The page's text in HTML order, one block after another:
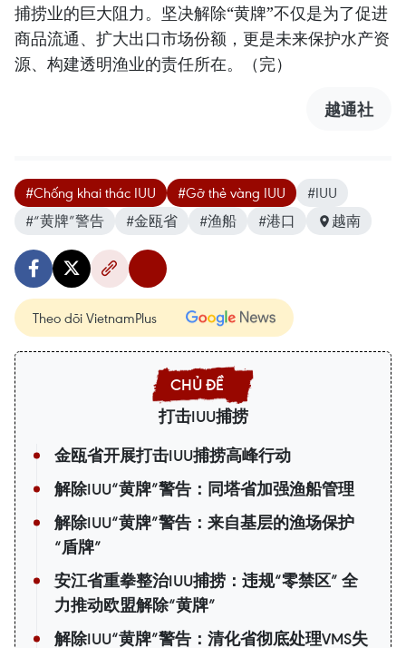
捕捞业的巨大阻力。坚决解除“黄牌”不仅是为了促进
商品流通、扩大出口市场份额，更是未来保护水产资
源、构建透明渔业的责任所在。（完）
越通社
#Chống khai thác IUU #Gỡ thẻ vàng IUU
#IUU
#“黄牌”警告
#金瓯省 #渔船 #港口 越南
Theo dõi VietnamPlus
打击IUU捕捞
金瓯省开展打击IUU捕捞高峰行动
解除IUU“黄牌”警告：同塔省加强渔船管理
解除IUU“黄牌”警告：来自基层的渔场保护
“盾牌”
安江省重拳整治IUU捕捞：违规“零禁区” 全
力推动欧盟解除“黄牌”
解除IUU“黄牌”警告：清化省彻底处理VMS失